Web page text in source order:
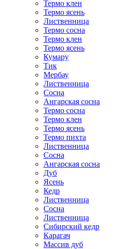
Термо клен
Термо ясень
Лиственница
Термо сосна
Термо клен
Термо ясень
Кумару
Тик
Мербау
Лиственница
Сосна
Ангарская сосна
Термо сосна
Термо клен
Термо ясень
Термо пихта
Лиственница
Сосна
Ангарская сосна
Дуб
Ясень
Кедр
Лиственница
Сосна
Лиственница
Сибирский кедр
Карагач
Массив дуб